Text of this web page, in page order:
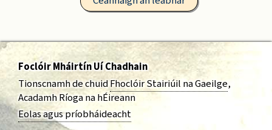
Foclóir Mháirtín Uí Chadhain
Tionscnamh de chuidFhoclóir Stairiúil na Gaeilge,
Acadamh Ríoga na hÉireann
Eolas agus príobháideacht